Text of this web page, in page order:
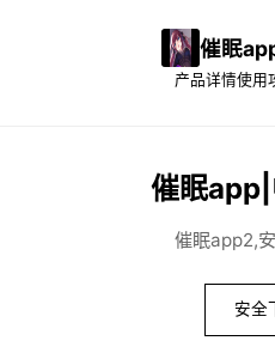
催眠
产品详情使用
催眠app|
催眠app2,
安全